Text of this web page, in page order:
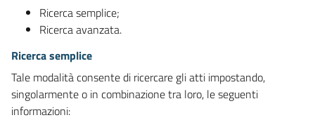
Ricerca semplice;
Ricerca avanzata.
Ricerca semplice
Tale modalità consente di ricercare gli atti impostando,
singolarmente o in combinazione tra loro, le seguenti
informazioni: